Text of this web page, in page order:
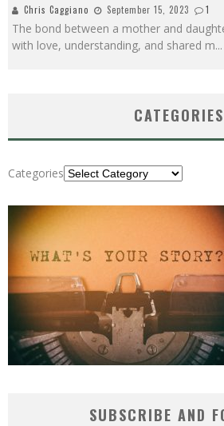
Chris Caggiano September 15, 2023 1
The bond between a mother and
with love, understanding, and shared m...
CATEGORIES
Categories
SUBSCRIBE AND